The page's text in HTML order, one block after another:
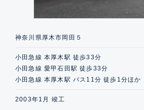
神奈川県厚木市岡田５
小田急線 本厚木駅 徒歩33分
小田急線 愛甲石田駅 徒歩33分
小田急線 本厚木駅 バス11分 徒歩1分ほか
2003年1月 竣工